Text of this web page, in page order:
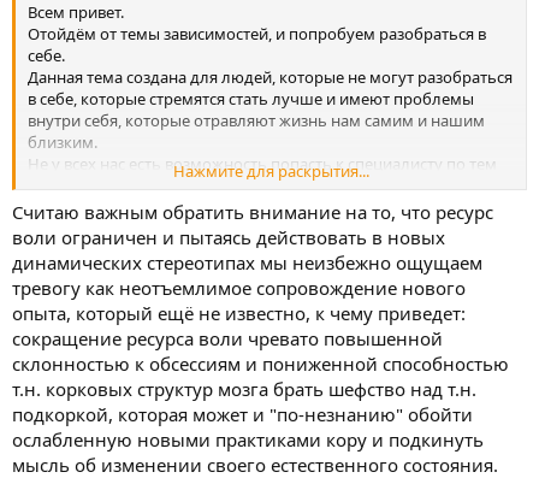
Всем привет.
Отойдём от темы зависимостей, и попробуем разобраться в
себе.
Данная тема создана для людей, которые не могут разобраться
в себе, которые стремятся стать лучше и имеют проблемы
внутри себя, которые отравляют жизнь нам самим и нашим
близким.
Не у всех нас есть возможность попасть к специалисту по тем
или иным причинам, но чтобы поделиться в нашем
небольшом кругу о своих проблемах, загонах, внутренних
конфликтах и попытаться разобраться вместе поддерживая
друг друга - не нужны деньги.
Многие из нас занимаются самоанализом, чтобы понять себя и
стать более лучшей версией себя, потому что видят и
признают проблему. Впоследствии, начинают рефлексировать
и работать с проблемой.
Тема будет полезна для обмена опытом, поиска людей с
такими же проблемами, ведь когда ты не один - бороться
проще.
Нажмите для раскрытия...
Считаю важным обратить внимание на то, что ресурс
воли ограничен и пытаясь действовать в новых
динамических стереотипах мы неизбежно ощущаем
тревогу как неотъемлимое сопровождение нового
опыта, который ещё не известно, к чему приведет:
сокращение ресурса воли чревато повышенной
склонностью к обсессиям и пониженной способностью
т.н. корковых структур мозга брать шефство над т.н.
подкоркой, которая может и "по-незнанию" обойти
ослабленную новыми практиками кору и подкинуть
мысль об изменении своего естественного состояния.